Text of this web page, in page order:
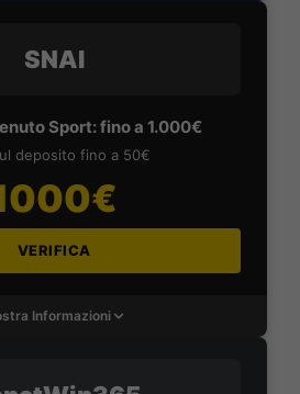
SNAI
Sport: fino a 1.000€
deposito fino a 50€
VERIFICA
Informazioni